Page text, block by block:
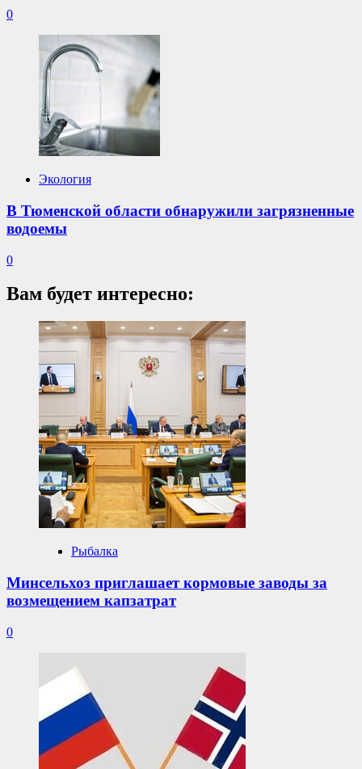
0
Экология
В Тюменской области обнаружили загрязненные
водоемы
0
Вам будет интересно:
Рыбалка
Минсельхоз приглашает кормовые заводы за
возмещением капзатрат
0